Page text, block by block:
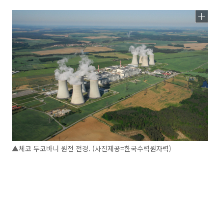
▲체코 두코바니 원전 전경. (사진제공=한국수력원자력)